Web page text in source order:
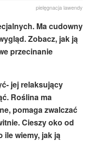
pielęgnacja lawendy
Ma cudowny
Zobacz, jak ją
przecinanie
jej relaksujący
Roślina ma
pomaga zwalczać
Cieszy oko od
ile wiemy, jak ją